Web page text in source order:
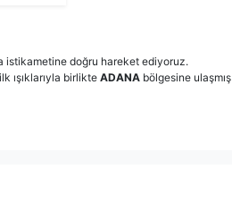
istikametine doğru hareket ediyoruz.
ışıklarıyla birlikte ADANA bölgesine ulaşmış